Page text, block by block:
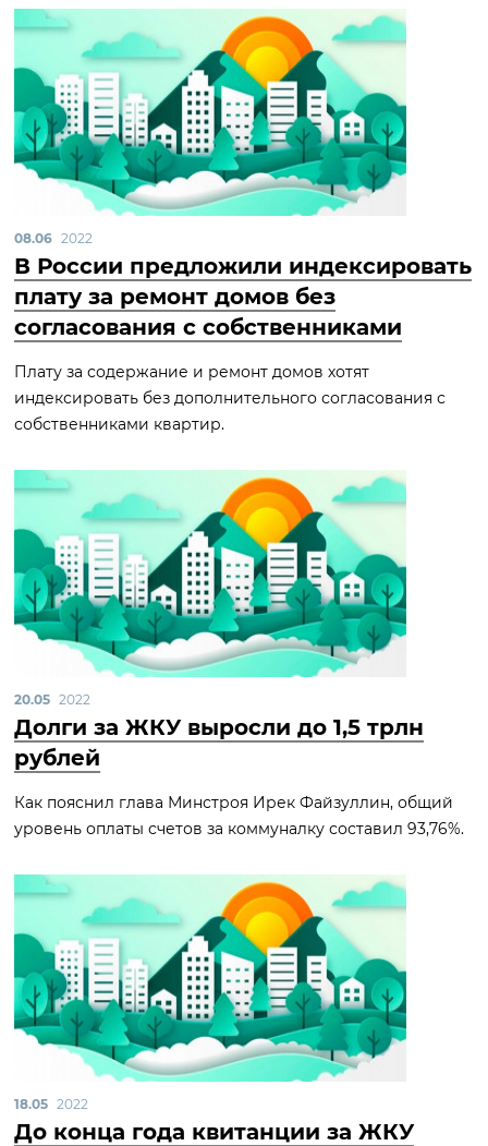
08.06 2022
В России предложили индексировать
плату за ремонт домов без
согласования с собственниками
Плату за содержание и ремонт домов хотят
индексировать без дополнительного согласования с
собственниками квартир.
20.05 2022
Долги за ЖКУ выросли до 1,5 трлн
рублей
Как пояснил глава Минстроя Ирек Файзуллин, общий
уровень оплаты счетов за коммуналку составил 93,76%.
18.05 2022
До конца года квитанции за ЖКУ